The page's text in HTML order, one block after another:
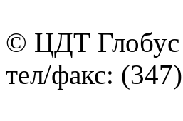
© ЦДТ Глобус
тел/факс: